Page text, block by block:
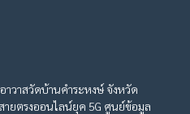
าวาสวัดบ้านคำระหงษ์ จังหวัด
ยตรงออนไลน์ยุค 5G ศูนย์ข้อมูล